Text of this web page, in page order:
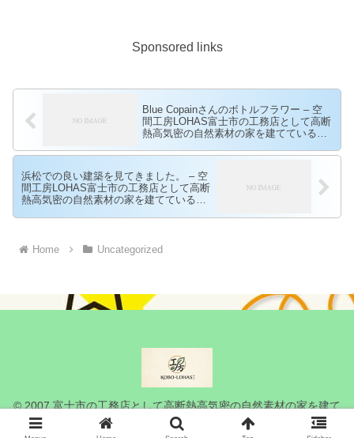
Sponsored links
Blue Copainさんのボトルフラワー – 空
間工房LOHAS富士市の工務店として高断
熱高気密の自然素材の家を建てている空
浜松での良い建築を見てきました。 – 空
間工房LOHAS富士市の工務店として高断
熱高気密の自然素材の家を建てている空
Home Uncategorized
© 2007 富士市の工務店として高断熱高気密の自然素材の家を建て
ている空間工房LOHAS.